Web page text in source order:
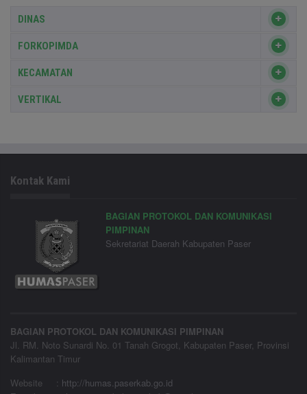
DINAS
FORKOPIMDA
KECAMATAN
VERTIKAL
Kontak Kami
BAGIAN PROTOKOL DAN KOMUNIKASI
PIMPINAN
Sekretariat Daerah Kabupaten Paser
BAGIAN PROTOKOL DAN KOMUNIKASI PIMPINAN
Jl. RM. Noto Sunardi No. 01 Tanah Grogot, Kabupaten Paser, Provinsi
Kalimantan Timur
Website
: http://humas.paserkab.go.id